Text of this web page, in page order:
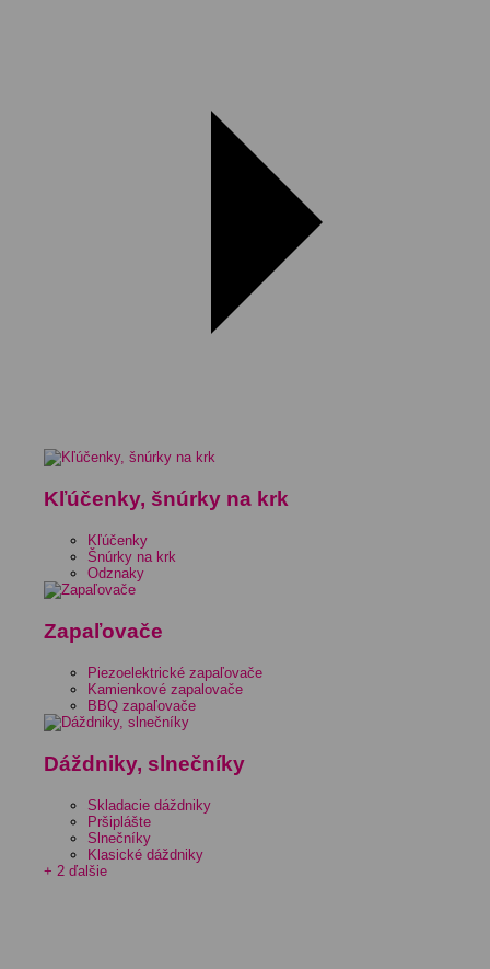
Kľúčenky, šnúrky na krk
Kľúčenky
Šnúrky na krk
Odznaky
Zapaľovače
Piezoelektrické zapaľovače
Kamienkové zapalovače
BBQ zapaľovače
Dáždniky, slnečníky
Skladacie dáždniky
Pršiplášte
Slnečníky
Klasické dáždniky
+ 2 ďalšie